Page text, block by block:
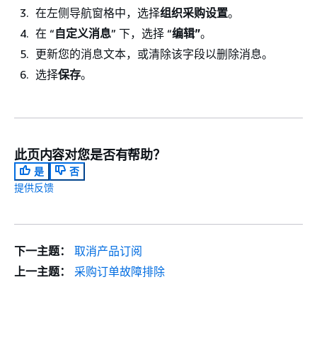
在左侧导航窗格中，选择组织采购设置。
在 “自定义消息” 下，选择 “编辑”。
更新您的消息文本，或清除该字段以删除消息。
选择保存。
此页内容对您是否有帮助？
是
否
提供反馈
下一主题：
取消产品订阅
上一主题：
采购订单故障排除